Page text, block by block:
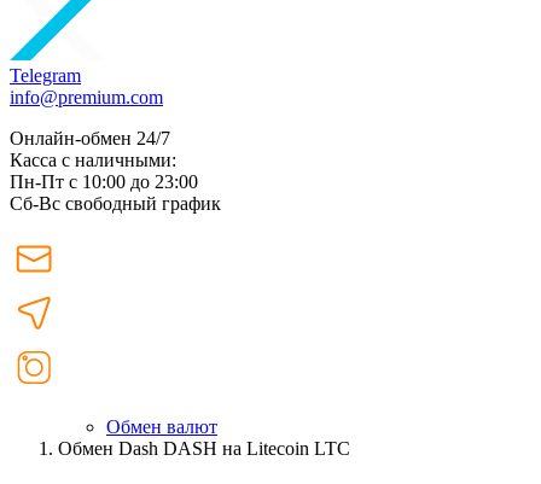
Telegram
info@premium.com
Онлайн-обмен 24/7
Касса с наличными:
Пн-Пт с 10:00 до 23:00
Сб-Вс свободный график
Обмен валют
Обмен Dash DASH на Litecoin LTC